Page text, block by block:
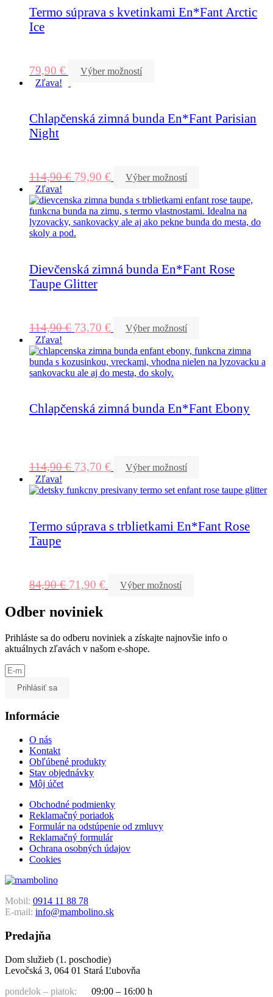
Termo súprava s kvetinkami En*Fant Arctic
Ice
79,90 €
Výber možností
Zľava!
Chlapčenská zimná bunda En*Fant Parisian
Night
114,90€ 79,90 €
Výber možností
Zľava!
Dievčenská zimná bunda En*Fant Rose
Taupe Glitter
114,90€ 73,70 €
Výber možností
Zľava!
Chlapčenská zimná bunda En*Fant Ebony
114,90€ 73,70 €
Výber možností
Zľava!
Termo súprava s trblietkami En*Fant Rose
Taupe
84,90€ 71,90 € Výber možností
Odber noviniek
Prihláste sa do odberu noviniek a získajte najnovšie info o
aktuálnych zľavách v našom e-shope.
Prihlásiť sa
Informácie
O nás
Kontakt
Obľúbené produkty
Stav objednávky
Môj účet
Obchodné podmienky
Reklamačný poriadok
Formulár na odstúpenie od zmluvy
Reklamačný formulár
Ochrana osobných údajov
Cookies
Mobil: 0914 11 88 78
E-mail: info@mambolino.sk
Predajňa
Dom služieb (1. poschodie)
Levočská 3, 064 01 Stará Ľubovňa
pondelok – piatok:
09:00 – 16:00 h